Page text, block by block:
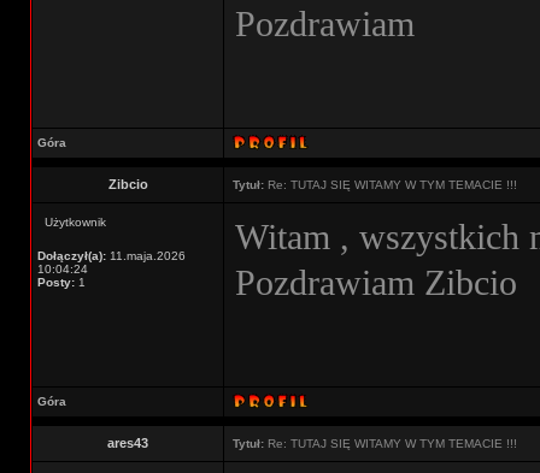
Pozdrawiam
Góra
Zibcio Tytuł: Re: TUTAJ SIĘ WITAMY W TYM TEMACIE !!!
Użytkownik
Dołączył(a): 11.maja.2026
10:04:24
Posty: 1
Witam , wszystkich
Pozdrawiam Zibcio
Góra
ares43 Tytuł: Re: TUTAJ SIĘ WITAMY W TYM TEMACIE !!!